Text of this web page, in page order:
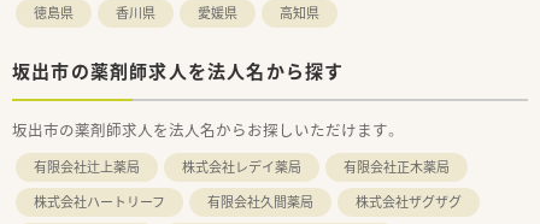
徳島県 香川県 愛媛県 高知県
坂出市の薬剤師求人を法人名から探す
坂出市の薬剤師求人を法人名からお探しいただけます。
有限会社辻上薬局 株式会社レデイ薬局
有限会社正木薬局
株式会社ハートリーフ
有限会社久間薬局
株式会社ザグザグ